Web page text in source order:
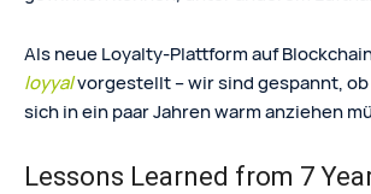
Als neue Loyalty-Plattform auf
loyyalvorgestellt – wir sind gespannt, ob
sich in ein paar Jahren warm anziehen
Lessons Learned from 7